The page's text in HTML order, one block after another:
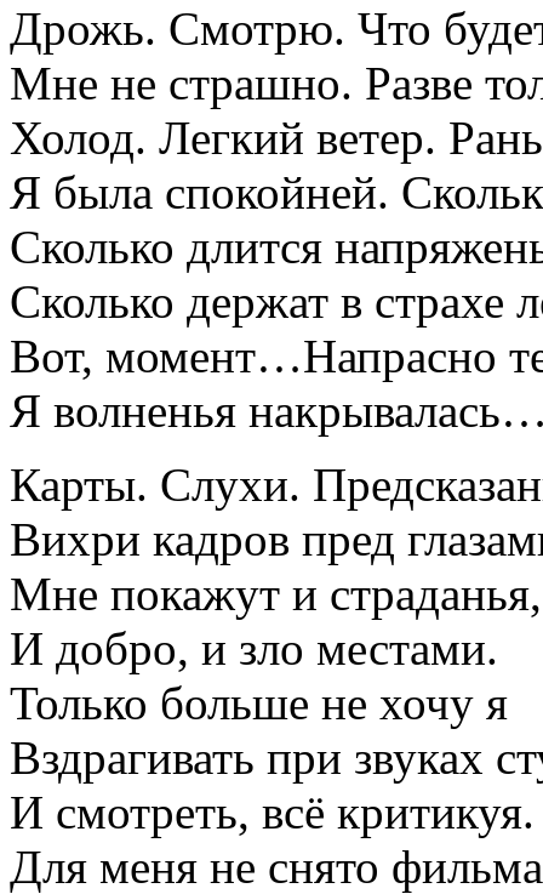
Дрожь. Смотрю. Что
Мне не страшно. Разве
Холод. Легкий ветер.
Я была спокойней.
Сколько длится
Сколько держат в страхе
Вот, момент…Напрасно
Я волненья
Карты. Слухи.
Вихри кадров пред
Мне покажут и страданья,
И добро, и зло местами.
Только больше не хочу я
Вздрагивать при звуках
И смотреть, всё критикуя.
Для меня не снято